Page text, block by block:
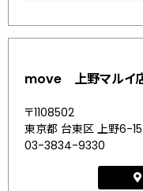
move 上野マルイ
〒1108502
東京都 台東区 上野6-
03-3834-9330